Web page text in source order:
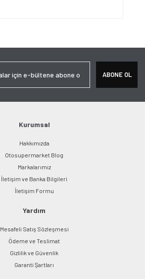
ABONE OL
Kurumsal
Hakkımızda
Otosupermarket Blog
Markalarımız
İletişim ve Banka Bilgileri
İletişim Formu
Yardım
Mesafeli Satış Sözleşmesi
Ödeme ve Teslimat
Gizlilik ve Güvenlik
Garanti Şartları